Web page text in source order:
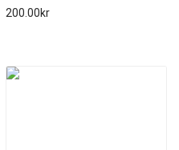
200.00kr